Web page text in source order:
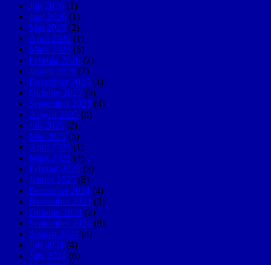
Juli 2026 (1)
Juni 2026 (1)
Mai 2026 (2)
April 2026 (1)
März 2026 (5)
Februar 2026 (2)
Januar 2026 (7)
Dezember 2025 (1)
Oktober 2025 (3)
September 2025 (4)
August 2025 (4)
Juli 2025 (2)
Mai 2025 (5)
April 2025 (1)
März 2025 (4)
Februar 2025 (3)
Januar 2025 (8)
Dezember 2024 (4)
November 2024 (3)
Oktober 2024 (2)
September 2024 (8)
August 2024 (4)
Juli 2024 (4)
Juni 2024 (6)